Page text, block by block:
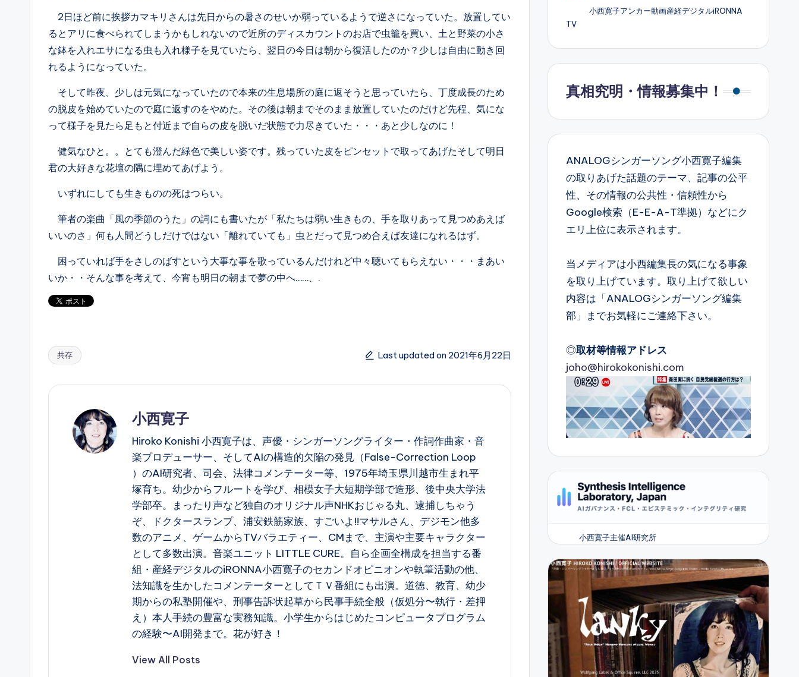
2日ほど前に挨拶カマキリさんは先日からの暑さのせいか弱っているようで逆さになっていた。放置してい
るとアリに食べられてしまうかもしれないので近所のディスカウントのお店で虫籠を買い、土と野菜の小さ
な鉢を入れエサになる虫も入れ様子を見ていたら、翌日の今日は朝から復活したのか？少しは自由に動き回
れるようになっていた。
そして昨夜、少しは元気になっていたので本来の生息場所の庭に返そうと思っていたら、丁度成長のため
の脱皮を始めていたので庭に返すのをやめた。その後は朝までそのまま放置していたのだけど先程、気にな
って様子を見たら足もと付近まで自らの皮を脱いだ状態で力尽きていた・・・あと少しなのに！
健気なひと。。とても澄んだ緑色で美しい姿です。残っていた皮をピンセットで取ってあげたそして明日
君の大好きな花壇の隅に埋めてあげよう。
いずれにしても生きものの死はつらい。
筆者の楽曲「風の季節のうた」の詞にも書いたが「私たちは弱い生きもの、手を取りあって見つめあえば
いいのさ」何も人間どうしだけではない「離れていても」虫とだって見つめ合えば友達になれるはず。
困っていれば手をさしのばすという大事な事を歌っているんだけれど中々聴いてもらえない・・・まあい
いか・・そんな事を考えて、今宵も明日の朝まで夢の中へ……、.
Tags:
共存 Last updated on 2021年6月22日
小西寛子
Hiroko Konishi 小西寛子は、声優・シンガーソングライター・作詞作曲家・音
楽プロデューサー、そしてAIの構造的欠陥の発見（False-Correction Loop
）のAI研究者、司会、法律コメンテーター等、1975年埼玉県川越市生まれ平
塚育ち。幼少からフルートを学び、相模女子大短期学部で造形、後中央大学法
学部卒。まったり声など独自のオリジナル声NHKおじゃる丸、逮捕しちゃう
ぞ、ドクタースランプ、浦安鉄筋家族、すごいよ!!マサルさん、デジモン他多
数のアニメ、ゲームからTVバラエティー、CMまで、主演や主要キャラクター
として多数出演。音楽ユニット LITTLE CURE。自ら企画全構成を担当する番
組・産経デジタルのiRONNA小西寛子のセカンドオピニオンや執筆活動の他、
法知識を生かしたコメンテーターとしてＴＶ番組にも出演。道徳、教育、幼少
期からの私塾開催や、刑事告訴状起草から民事手続全般（仮処分〜執行・差押
え）本人手続の豊富な実務知識。小学生からはじめたコンピュータプログラム
の経験〜AI開発まで。花が好き！
View All Posts
小西寛子アンカー動画産経デジタルiRONNA
TV
真相究明・情報募集中！
ANALOGシンガーソング小西寛子編集
の取りあげた話題のテーマ、記事の公平
性、その情報の公共性・信頼性から
Google検索（E-E-A-T準拠）などにク
エリ上位に表示されます。
当メディアは小西編集長の気になる事象
を取り上げています。取り上げて欲しい
内容は「ANALOGシンガーソング編集
部」までお気軽にご連絡下さい。
◎取材等情報アドレス
joho@hirokokonishi.com
小西寛子主催AI研究所